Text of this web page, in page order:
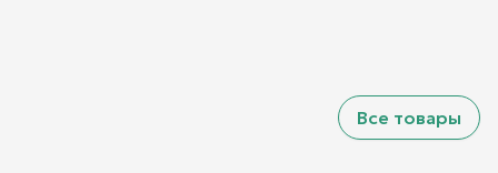
Все товары